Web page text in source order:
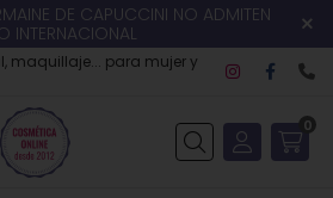
DE CAPUCCINI NO ADMITEN
INTERNACIONAL
maquillaje... para mujer y
Buscar
0